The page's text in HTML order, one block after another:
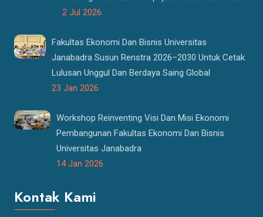
2 Jul 2026
Fakultas Ekonomi Dan Bisnis Universitas
Janabadra Susun Renstra 2026–2030 Untuk Cetak
Lulusan Unggul Dan Berdaya Saing Global
23 Jan 2026
Workshop Reinventing Visi Dan Misi Ekonomi
Pembangunan Fakultas Ekonomi Dan Bisnis
Universitas Janabadra
14 Jan 2026
Kontak Kami